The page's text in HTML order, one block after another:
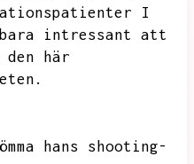
I
intressant att
här
hans shooting-